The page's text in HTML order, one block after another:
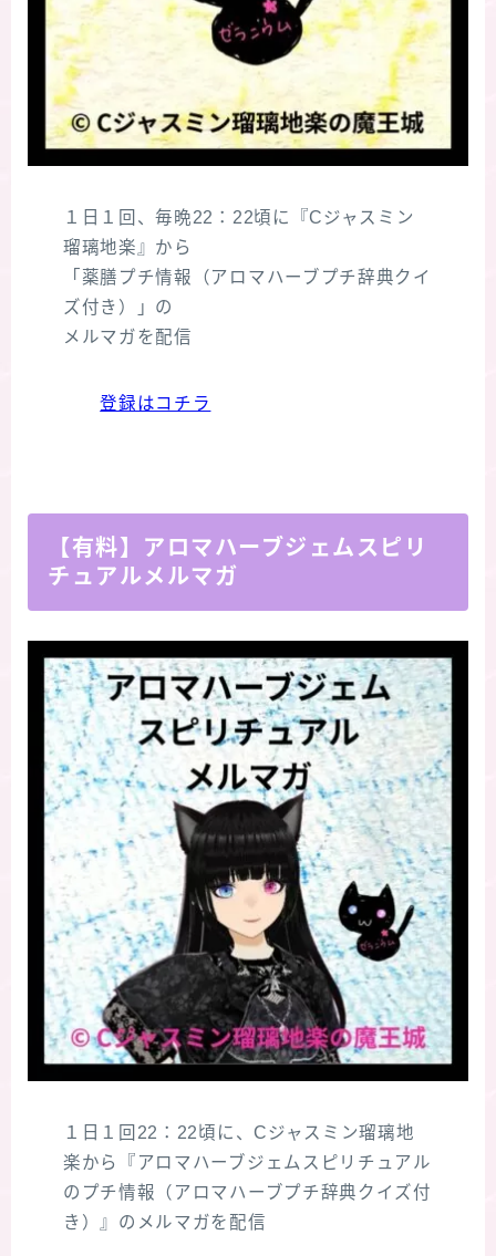
１日１回、毎晩22：22頃に『Cジャスミン
瑠璃地楽』から
「薬膳プチ情報（アロマハーブプチ辞典クイ
ズ付き）」の
メルマガを配信
登録はコチラ
【有料】アロマハーブジェムスピリ
チュアルメルマガ
１日１回22：22頃に、Cジャスミン瑠璃地
楽から『アロマハーブジェムスピリチュアル
のプチ情報（アロマハーブプチ辞典クイズ付
き）』のメルマガを配信